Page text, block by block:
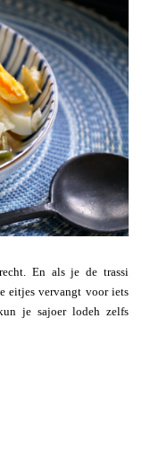
En als je de trassi
eitjes vervangt voor iets
je sajoer lodeh zelfs